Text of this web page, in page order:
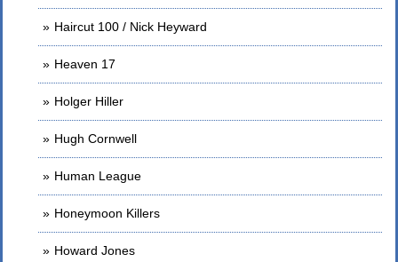
Haircut 100 / Nick Heyward
Heaven 17
Holger Hiller
Hugh Cornwell
Human League
Honeymoon Killers
Howard Jones